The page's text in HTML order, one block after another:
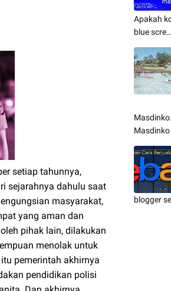
setiap tahunnya,
sejarahnya dahulu saat
masyarakat,
yang aman dan
pihak lain, dilakukan
menolak untuk
pemerintah akhirnya
pendidikan polisi
Apakah
blue scre…
blogger